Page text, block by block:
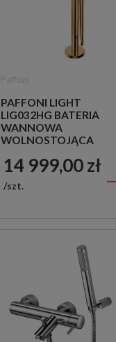
PAFFONI LIGHT
LIG032HG BATERIA
WANNOWA
WOLNOSTOJĄCA
14 999,00 zł
szt.